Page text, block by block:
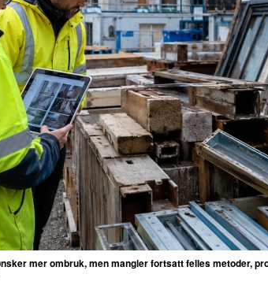
mer ombruk, men mangler fortsatt felles metoder,